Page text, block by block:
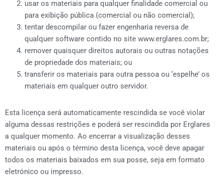
usar os materiais para qualquer finalidade comercial ou
para exibição pública (comercial ou não comercial);
tentar descompilar ou fazer engenharia reversa de
qualquer software contido no site www.erglares.com.br;
remover quaisquer direitos autorais ou outras notações
de propriedade dos materiais; ou
transferir os materiais para outra pessoa ou ‘espelhe’ os
materiais em qualquer outro servidor.
Esta licença será automaticamente rescindida se você violar
alguma dessas restrições e poderá ser rescindida por Erglares
a qualquer momento. Ao encerrar a visualização desses
materiais ou após o término desta licença, você deve apagar
todos os materiais baixados em sua posse, seja em formato
eletrónico ou impresso.